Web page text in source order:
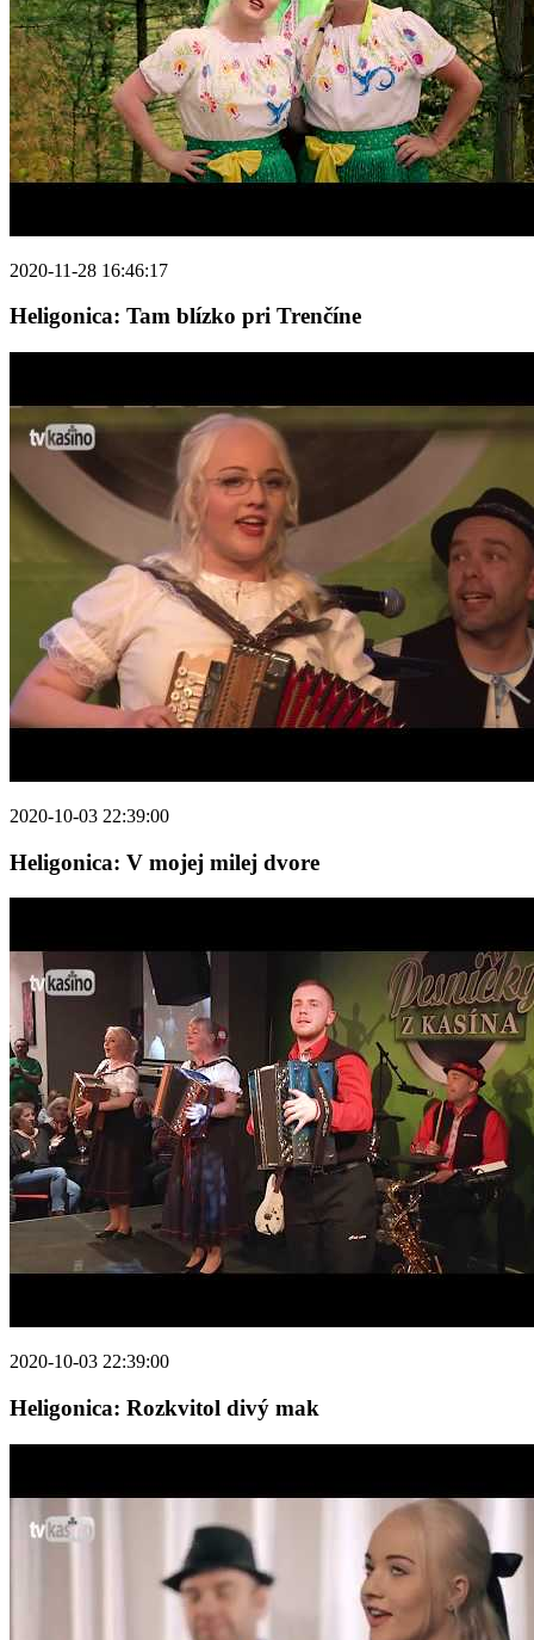
2020-11-28 16:46:17
Heligonica: Tam blízko pri Trenčíne
2020-10-03 22:39:00
Heligonica: V mojej milej dvore
2020-10-03 22:39:00
Heligonica: Rozkvitol divý mak